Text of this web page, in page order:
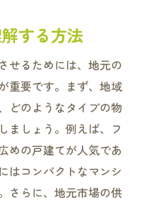
重要性
回避策
き点
前準備
用の知識
ロセスの手引き
理解する
する方法
せるためには、地元の
重要です。まず、地域
どのようなタイプの物
ましょう。例えば、フ
めの戸建てが人気であ
はコンパクトなマンシ
さらに、地元市場の供